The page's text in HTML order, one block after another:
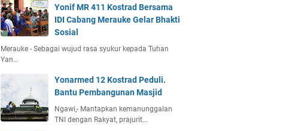
Yonif MR 411 Kostrad Bersama
IDI Cabang Merauke Gelar Bhakti
Sosial
Merauke - Sebagai wujud rasa syukur kepada Tuhan
Yan…
Yonarmed 12 Kostrad Peduli.
Bantu Pembangunan Masjid
Ngawi,- Mantapkan kemanunggalan
TNI dengan Rakyat, prajurit…